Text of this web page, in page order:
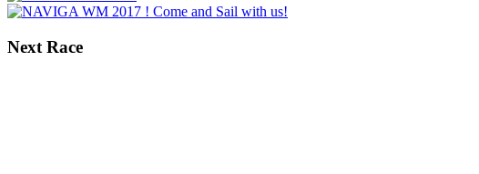
Next Race